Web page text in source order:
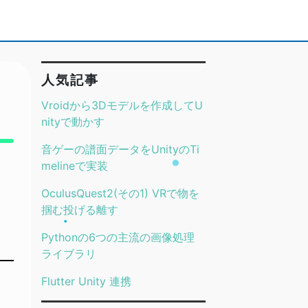
人気記事
Vroidから3Dモデルを作成してU
nityで動かす
音ゲーの譜面データをUnityのTi
melineで実装
OculusQuest2(その1) VRで物を
掴む投げる離す
Pythonの6つの主流の画像処理
ライブラリ
Flutter Unity 連携